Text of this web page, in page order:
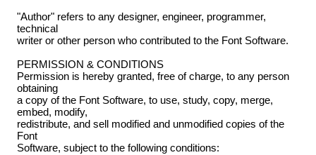
"Author" refers to any designer, engineer, programmer,
technical
writer or other person who contributed to the Font Software.
PERMISSION & CONDITIONS
Permission is hereby granted, free of charge, to any person
obtaining
a copy of the Font Software, to use, study, copy, merge,
embed, modify,
redistribute, and sell modified and unmodified copies of the
Font
Software, subject to the following conditions: